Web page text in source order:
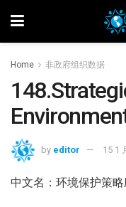
Home 非政府组织数据
by editor 15 1
中文名：环境保护策